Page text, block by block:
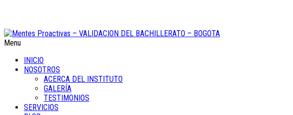
Menu
INICIO
NOSOTROS
ACERCA DEL INSTITUTO
GALERÍA
TESTIMONIOS
SERVICIOS